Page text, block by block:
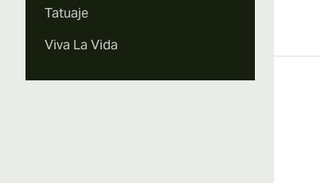
Tatuaje
Viva La Vida